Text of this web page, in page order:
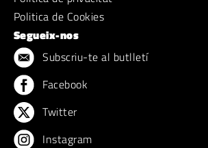
Politica de Cookies
Segueix-nos
Subscriu-te al butlletí
Facebook
Twitter
Instagram